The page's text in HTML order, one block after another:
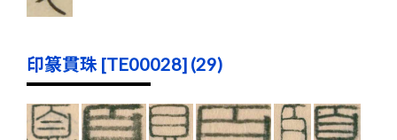
印篆貫珠 [TE00028] (29)